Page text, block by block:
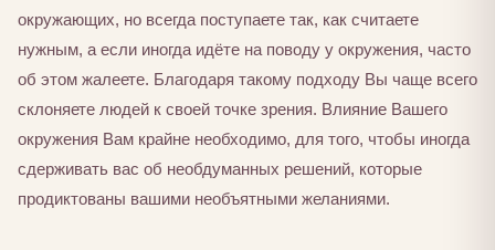
окружающих, но всегда поступаете так, как считаете
нужным, а если иногда идёте на поводу у окружения, часто
об этом жалеете. Благодаря такому подходу Вы чаще всего
склоняете людей к своей точке зрения. Влияние Вашего
окружения Вам крайне необходимо, для того, чтобы иногда
сдерживать вас об необдуманных решений, которые
продиктованы вашими необъятными желаниями.